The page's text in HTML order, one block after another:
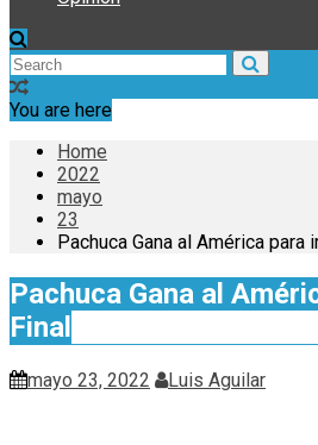
You are here
Home
2022
mayo
23
Pachuca Gana al América para
Pachuca Gana al
Final
mayo 23, 2022 Luis Aguilar